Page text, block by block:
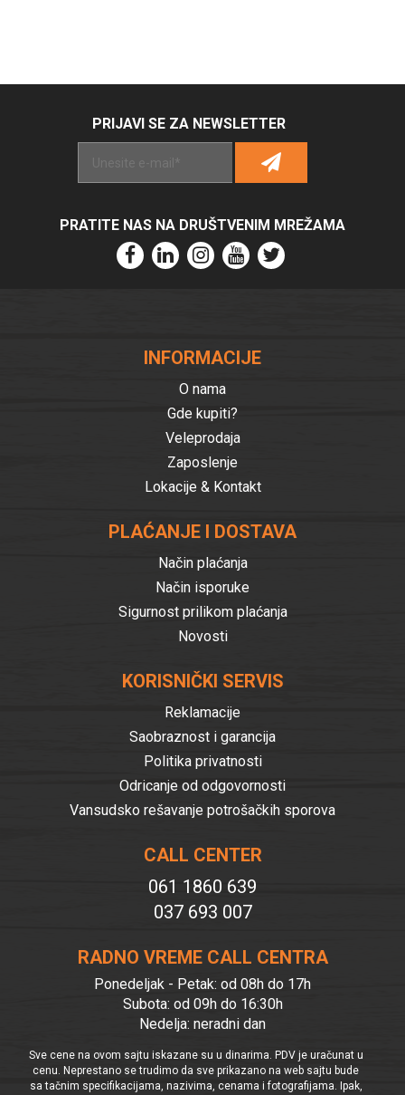
PRIJAVI SE ZA NEWSLETTER
PRATITE NAS NA DRUŠTVENIM MREŽAMA
INFORMACIJE
O nama
Gde kupiti?
Veleprodaja
Zaposlenje
Lokacije & Kontakt
PLAĆANJE I DOSTAVA
Način plaćanja
Način isporuke
Sigurnost prilikom plaćanja
Novosti
KORISNIČKI SERVIS
Reklamacije
Saobraznost i garancija
Politika privatnosti
Odricanje od odgovornosti
Vansudsko rešavanje potrošačkih sporova
CALL CENTER
061 1860 639
037 693 007
RADNO VREME CALL CENTRA
Ponedeljak - Petak: od 08h do 17h
Subota: od 09h do 16:30h
Nedelja: neradni dan
Sve cene na ovom sajtu iskazane su u dinarima. PDV je uračunat u
cenu. Neprestano se trudimo da sve prikazano na web sajtu bude
sa tačnim specifikacijama, nazivima, cenama i fotografijama. Ipak,